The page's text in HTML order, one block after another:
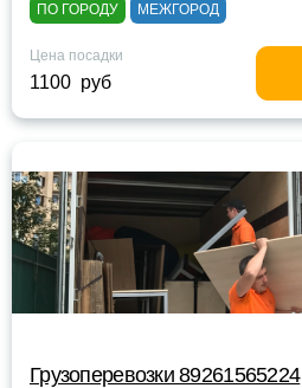
ПО ГОРОДУ МЕЖГОРОД
Цена посадки
1100 руб
Грузоперевозки 89261565224